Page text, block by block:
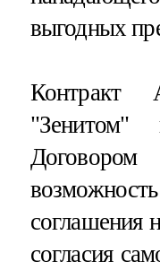
выгодных
"Зенитом"
соглашения
согласия